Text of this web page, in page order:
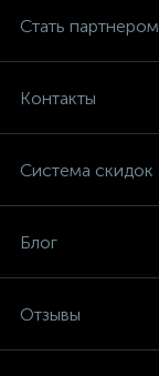
Стать партнером
Контакты
Система скидок
Блог
Отзывы